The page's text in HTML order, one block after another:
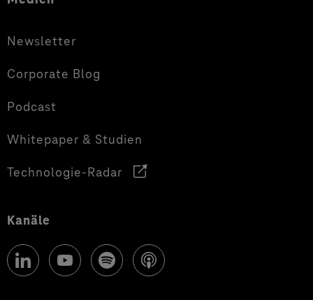
Newsletter
Corporate Blog
Podcast
Whitepaper & Studien
Technologie-Radar
Kanäle